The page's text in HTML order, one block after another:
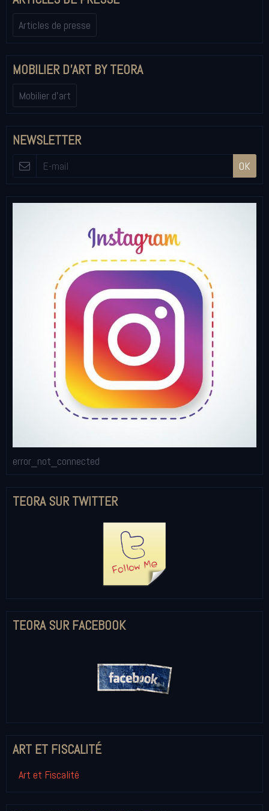
Articles de presse
MOBILIER D'ART BY TEORA
Mobilier d'art
NEWSLETTER
OK
error_not_connected
TEORA SUR TWITTER
TEORA SUR FACEBOOK
ART ET FISCALITÉ
Art et Fiscalité